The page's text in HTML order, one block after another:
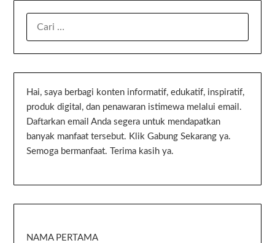
Hai, saya berbagi konten informatif, edukatif, inspiratif,
produk digital, dan penawaran istimewa melalui email.
Daftarkan email Anda segera untuk mendapatkan
banyak manfaat tersebut. Klik Gabung Sekarang ya.
Semoga bermanfaat. Terima kasih ya.
NAMA PERTAMA